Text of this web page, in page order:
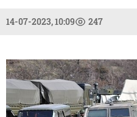
14-07-2023, 10:09 247